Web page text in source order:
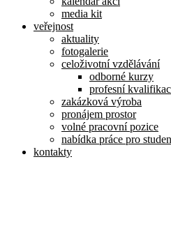
media kit
veřejnost
aktuality
fotogalerie
celoživotní vzdělávání
odborné kurzy
profesní
zakázková výroba
pronájem prostor
volné pracovní pozice
nabídka práce pro
kontakty